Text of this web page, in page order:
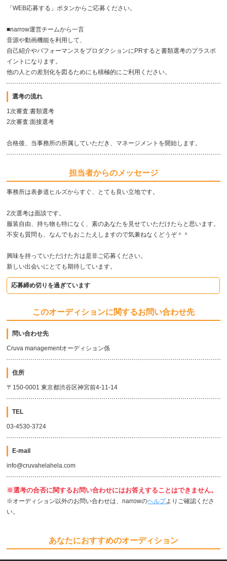
「WEB応募する」ボタンからご応募ください。
■narrow運営チームから一言
音源や動画機能を利用して、
自己紹介やパフォーマンスをプロダクションにPRすると書類選考のプラスポ
イントになります。
他の人との差別化を図るためにも積極的にご利用ください。
選考の流れ
1次審査:書類選考
2次審査:面接選考
合格後、当事務所の所属していただき、マネージメントを開始します。
担当者からのメッセージ
事務所は表参道ヒルズからすぐ、とても良い立地です。
2次選考は面談です。
服装自由、持ち物も特になく、素のあなたを見せていただけたらと思います。
不安も質問も、なんでもおこたえしますので気兼ねなくどうぞ＾＾
興味を持っていただけた方は是非ご応募ください。
新しい出会いにとても期待しています。
応募締め切りを過ぎています
このオーディションに関するお問い合わせ先
問い合わせ先
Cruva managementオーディション係
住所
〒150-0001 東京都渋谷区神宮前4-11-14
TEL
03-4530-3724
E-mail
info@cruvahelahela.com
※選考の合否に関するお問い合わせにはお答えすることはできません。
※オーディション以外のお問い合わせは、narrowのヘルプよりご確認くださ
い。
あなたにおすすめのオーディション